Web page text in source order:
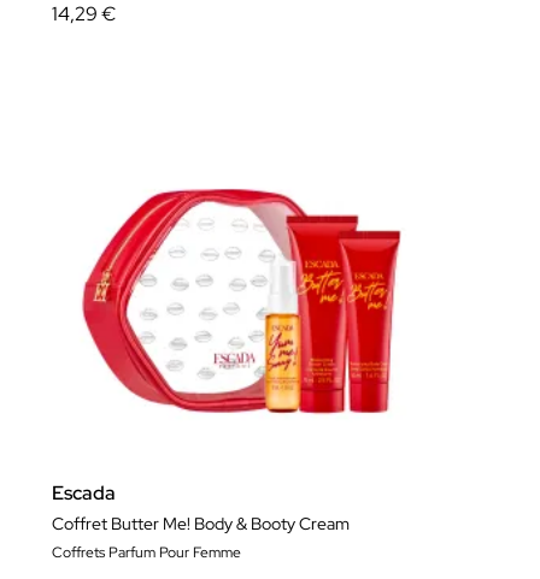
14,29 €
Escada
Coffret Butter Me! Body & Booty Cream
Coffrets Parfum Pour Femme